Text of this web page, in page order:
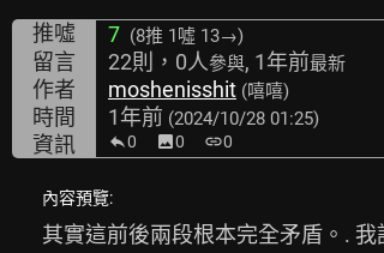
推噓
7 (8推 1噓 13→)
留言 22則，0人參與, 1年前最新
作者 moshenisshit (嘻嘻)
時間 1年前 (2024/10/28 01:25)
資訊 0 image0 link0
內容預覽:
其實這前後兩段根本完全矛盾。.